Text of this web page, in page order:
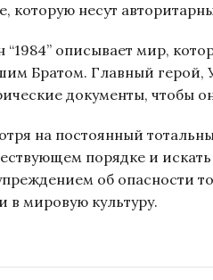
которую несут
“1984” описывает мир,
Братом. Главный герой,
документы, чтобы
на постоянный
порядке и
об опасности
в мировую культуру.